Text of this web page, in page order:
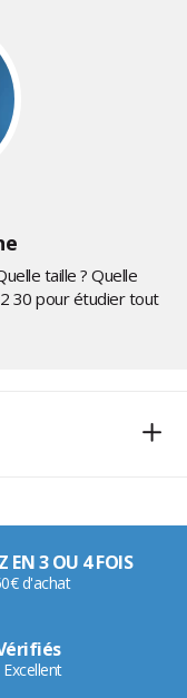
taille ? Quelle
30pour étudier tout
EN 3 OU 4 FOIS
d'achat